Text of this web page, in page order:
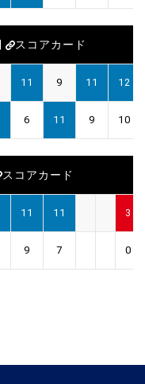
スコアカード
11 9 11 12
6 11 9 10
スコアカード
11 11 3
9 7 0